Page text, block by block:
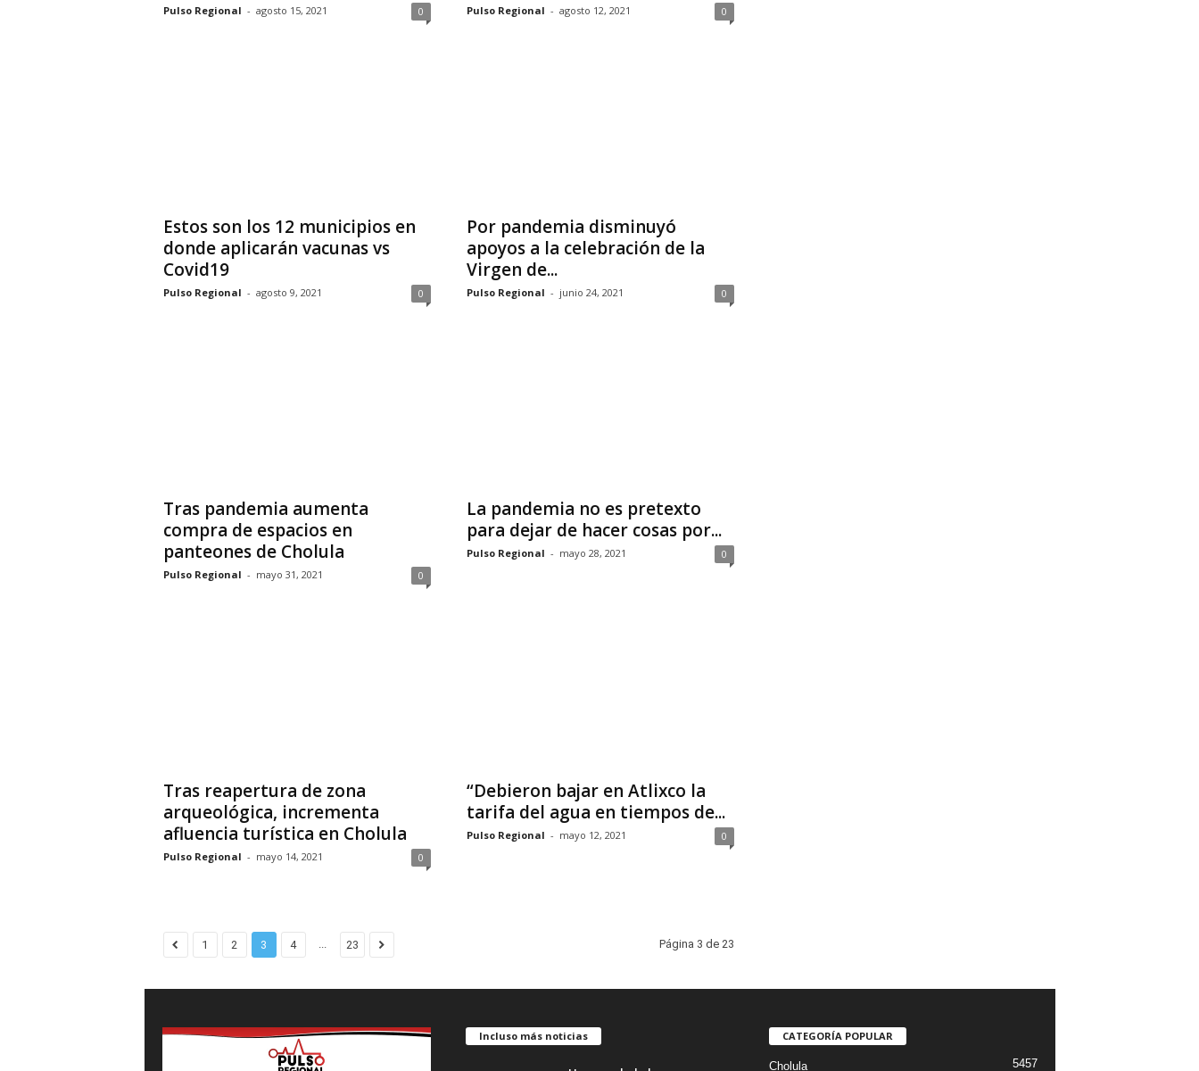
Pulso Regional - agosto 15, 2021 0 Pulso Regional - agosto 12, 2021 0
Estos son los 12 municipios en
donde aplicarán vacunas vs
Covid19
Pulso Regional - agosto 9, 2021 0
Por pandemia disminuyó
apoyos a la celebración de la
Virgen de...
Pulso Regional - junio 24, 2021 0
Tras pandemia aumenta
compra de espacios en
panteones de Cholula
Pulso Regional - mayo 31, 2021 0
La pandemia no es pretexto
para dejar de hacer cosas por...
Pulso Regional - mayo 28, 2021 0
Tras reapertura de zona
arqueológica, incrementa
afluencia turística en Cholula
Pulso Regional - mayo 14, 2021 0
“Debieron bajar en Atlixco la
tarifa del agua en tiempos de...
Pulso Regional - mayo 12, 2021 0
1 2 3 4 ... 23 Página 3 de 23
Incluso más noticias CATEGORÍA POPULAR
Cholula 5457